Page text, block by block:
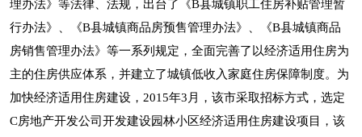
理办法》等法律、法规，出台了《B县城镇职工住房补贴管理暂
行办法》、《B县城镇商品房预售管理办法》、《B县城镇商品
房销售管理办法》等一系列规定，全面完善了以经济适用住房为
主的住房供应体系，并建立了城镇低收入家庭住房保障制度。为
加快经济适用住房建设，2015年3月，该市采取招标方式，选定
C房地产开发公司开发建设园林小区经济适用住房建设项目，该